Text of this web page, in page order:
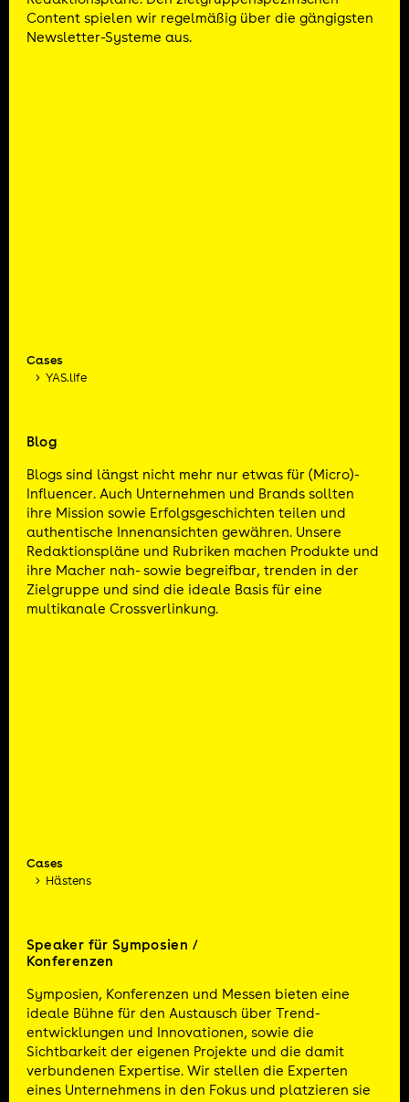
Content spielen wir regelmäßig über die gängigsten
Newsletter-Systeme aus.
Cases
YAS.life
Blog
Blogs sind längst nicht mehr nur etwas für (Micro)-
Influencer. Auch Unternehmen und Brands sollten
ihre Mission sowie Erfolgsgeschichten teilen und
authentische Innenansichten gewähren. Unsere
Redaktionspläne und Rubriken machen Produkte und
ihre Macher nah- sowie begreifbar, trenden in der
Zielgruppe und sind die ideale Basis für eine
multikanale Crossverlinkung.
Cases
Hästens
Speaker für Symposien /
Konferenzen
Symposien, Konferenzen und Messen bieten eine
ideale Bühne für den Austausch über Trend­
entwicklungen und Innovationen, sowie die
Sichtbarkeit der eigenen Projekte und die damit
verbundenen Expertise. Wir stellen die Experten
eines Unternehmens in den Fokus und platzieren sie